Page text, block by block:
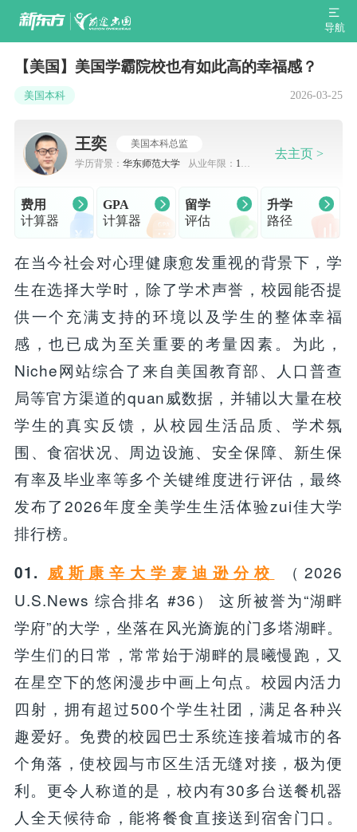
导航
【美国】美国学霸院校也有如此高的幸福感？
美国本科 2026-03-25
王奕
美国本科总监
学历背景： 华东师范大学 从业年限： 10-
去主页 >
费用
计算器
GPA
计算器
留学
评估
升学
路径
在当今社会对心理健康愈发重视的背景下，学
生在选择大学时，除了学术声誉，校园能否提
供一个充满支持的环境以及学生的整体幸福
感，也已成为至关重要的考量因素。为此，
Niche网站综合了来自美国教育部、人口普查
局等官方渠道的quan威数据，并辅以大量在校
学生的真实反馈，从校园生活品质、学术氛
围、食宿状况、周边设施、安全保障、新生保
有率及毕业率等多个关键维度进行评估，最终
发布了2026年度全美学生生活体验zui佳大学
排行榜。
01. 威斯康辛大学麦迪逊分校
（2026
U.S.News 综合排名 #36） 这所被誉为“湖畔
学府”的大学，坐落在风光旖旎的门多塔湖畔。
学生们的日常，常常始于湖畔的晨曦慢跑，又
在星空下的悠闲漫步中画上句点。校园内活力
四射，拥有超过500个学生社团，满足各种兴
趣爱好。免费的校园巴士系统连接着城市的各
个角落，使校园与市区生活无缝对接，极为便
利。更令人称道的是，校内有30多台送餐机器
人全天候待命，能将餐食直接送到宿舍门口。